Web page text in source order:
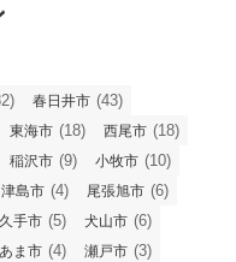
春日井市 (43)
東海市 (18) 西尾市 (18)
稲沢市 (9) 小牧市 (10)
津島市 (4) 尾張旭市 (6)
手市 (5) 犬山市 (6)
あま市 (4) 瀬戸市 (3)